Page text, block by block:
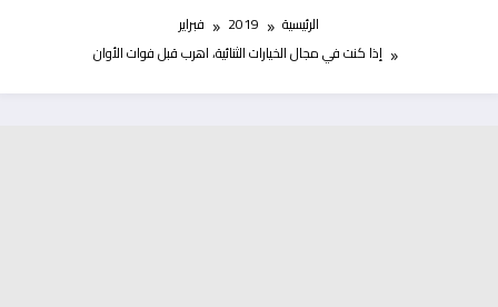
الرئيسية 2019
فبراير
إذا كنت في مجال الخيارات الثنائية، اهرب قبل فوات الأوان